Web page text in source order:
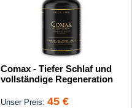
Comax - Tiefer Schlaf und
vollständige Regeneration
Unser Preis: 45 €